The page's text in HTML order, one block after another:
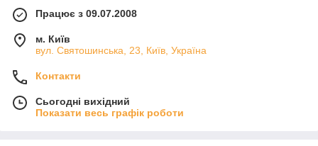
Працює з 09.07.2008
м. Київ
вул. Святошинська, 23, Київ, Україна
Контакти
Сьогодні вихідний
Показати весь графік роботи